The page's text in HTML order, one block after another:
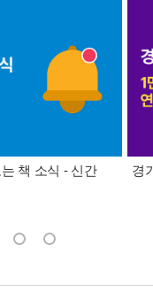
책 소식 - 신간
경